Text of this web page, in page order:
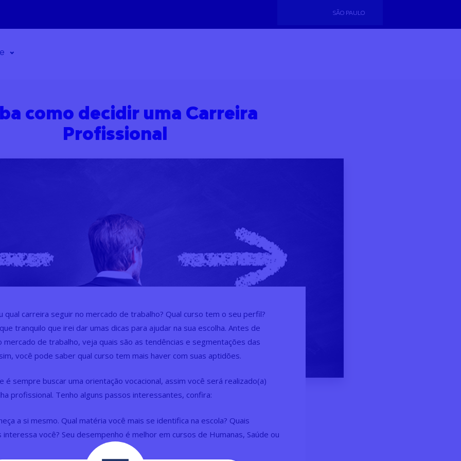
SÃO PAULO
como decidir uma Carreira
Profissional
qual carreira seguir no mercado de trabalho? Qual curso tem o seu perfil?
tranquilo que irei dar umas dicas para ajudar na sua escolha. Antes de
mercado de trabalho, veja quais são as tendências e segmentações das
você pode saber qual curso tem mais haver com suas aptidões.
é sempre buscar uma orientação vocacional, assim você será realizado(a)
profissional. Tenho alguns passos interessantes, confira:
a si mesmo. Qual matéria você mais se identifica na escola? Quais
interessa você? Seu desempenho é melhor em cursos de Humanas, Saúde ou